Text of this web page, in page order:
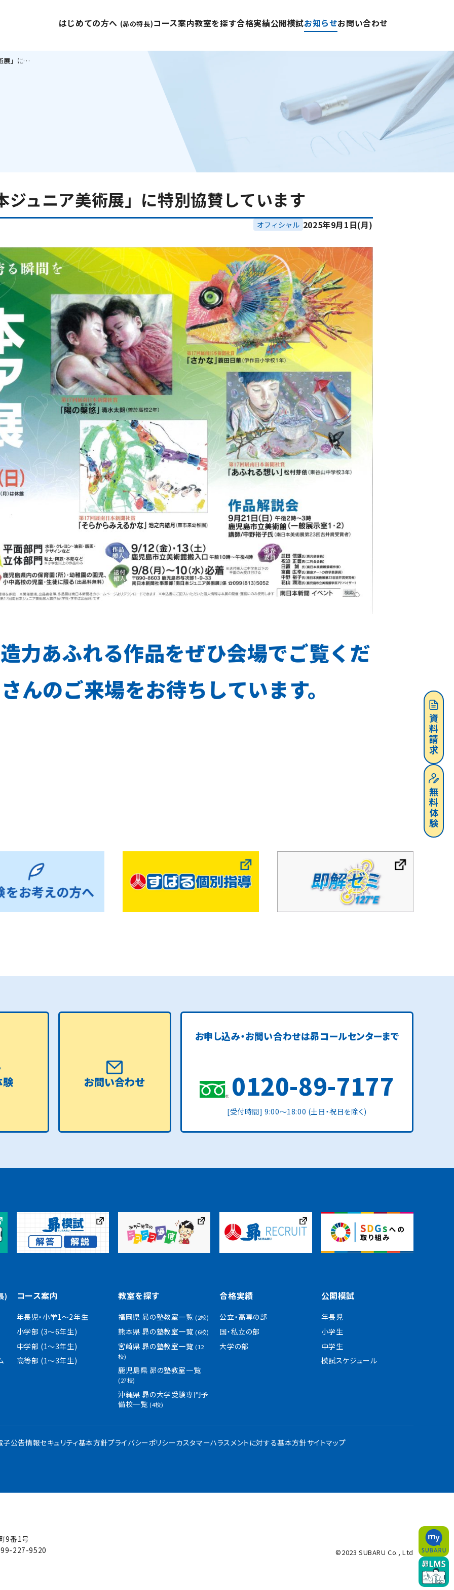
はじめての方へ (昴の特長)コース案内教室を探す合格実績公開模試お知らせお問い合わせ
資料請求
無料体験
昴は「第18回 南日本ジュニア美術展」に特別協賛しています
ジュニア美術展」に特別協賛しています
オフィシャル 2025年9月1日(月)
力あふれる作品をぜひ会場でご覧くだ
んのご来場をお待ちしています。
験 お問い合わせ
お申し込み・お問い合わせは昴コールセンターまで
0120-89-7177
[受付時間] 9:00〜18:00 (土日・祝日を除く)
) コース案内
年長児・小学1〜2年生
小学部 (3〜6年生)
中学部 (1〜3年生)
高等部 (1〜3年生)
教室を探す
福岡県 昴の塾教室一覧(2校)
熊本県 昴の塾教室一覧(6校)
宮崎県 昴の塾教室一覧(12
校)
鹿児島県 昴の塾教室一覧
(27校)
沖縄県 昴の大学受験専門予
備校一覧 (4校)
合格実績
公立・高専の部
国・私立の部
大学の部
公開模試
年長児
小学生
中学生
模試スケジュール
子公告情報セキュリティ基本方針プライバシーポリシーカスタマーハラスメントに対する基本方針サイトマップ
9番1号
227-9520
©2023 SUBARU Co., Ltd